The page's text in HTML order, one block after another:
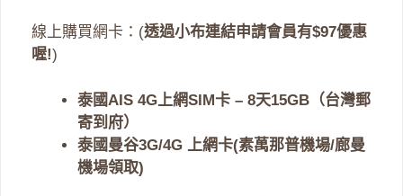
線上購買網卡：(透過小布連結申請會員有$97優惠
喔!)
泰國AIS 4G上網SIM卡 – 8天15GB（台灣郵
寄到府）
泰國曼谷3G/4G 上網卡(素萬那普機場/廊曼
機場領取)